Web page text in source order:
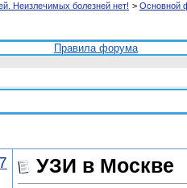
Неизлечимых болезней нет! > Основной
Правила форума
УЗИ в Москве